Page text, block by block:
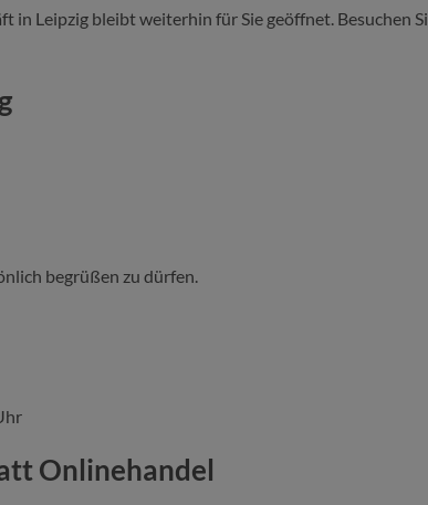
in Leipzig bleibt weiterhin für Sie geöffnet.
begrüßen zu dürfen.
Onlinehandel